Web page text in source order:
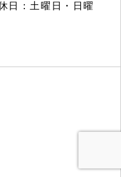
日：土曜日・日曜